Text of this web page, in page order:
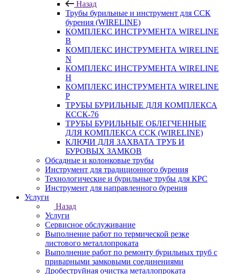
Назад
Трубы бурильные и инструмент для ССК
бурения (WIRELINE)
КОМПЛЕКС ИНСТРУМЕНТА WIRELINE
B
КОМПЛЕКС ИНСТРУМЕНТА WIRELINE
N
КОМПЛЕКС ИНСТРУМЕНТА WIRELINE
H
КОМПЛЕКС ИНСТРУМЕНТА WIRELINE
P
ТРУБЫ БУРИЛЬНЫЕ ДЛЯ КОМПЛЕКСА
КССК-76
ТРУБЫ БУРИЛЬНЫЕ ОБЛЕГЧЕННЫЕ
ДЛЯ КОМПЛЕКСА ССК (WIRELINE)
КЛЮЧИ ДЛЯ ЗАХВАТА ТРУБ И
БУРОВЫХ ЗАМКОВ
Обсадные и колонковые трубы
Инструмент для традиционного бурения
Технологические и бурильные трубы для КРС
Инструмент для направленного бурения
Услуги
Назад
Услуги
Сервисное обслуживание
Выполнение работ по термической резке
листового металлопроката
Выполнение работ по ремонту бурильных труб с
приварными замковыми соединениями
Дробеструйная очистка металлопроката